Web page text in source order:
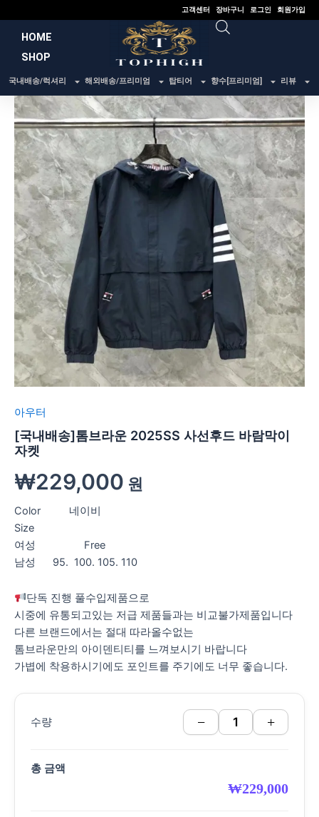
건
너
고객센터 장바구니 로그인 회원가입
HOME
SHOP
국내배송/럭셔리 해외배송/프리미엄 탑티어 향수[프리미엄] 리뷰
아우터
[국내배송]톰브라운 2025SS 사선후드 바람막이
자켓
₩229,000 원
Color 네이비
Size
여성 Free
남성 95. 100. 105. 110
단독 진행 풀수입제품으로
시중에 유통되고있는 저급 제품들과는 비교불가제품입니다
다른 브랜드에서는 절대 따라올수없는
톰브라운만의 아이덴티티를 느껴보시기 바랍니다
가볍에 착용하시기에도 포인트를 주기에도 너무 좋습니다.
수량 − +
총 금액
₩229,000